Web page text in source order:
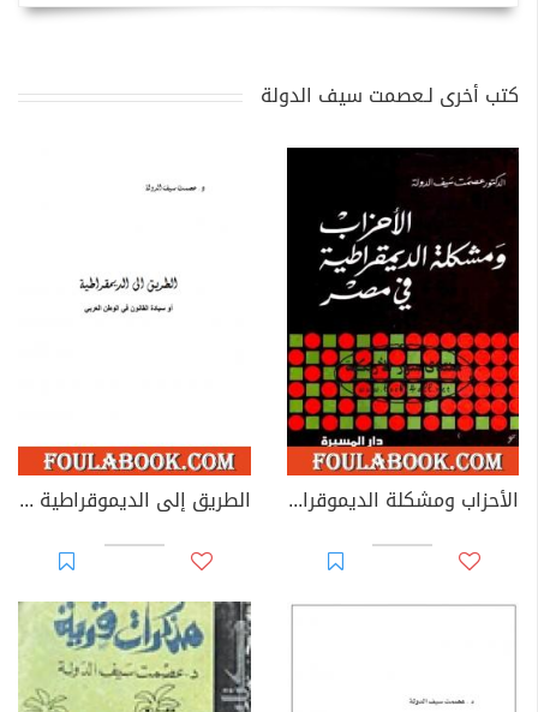
كتب أخرى لـعصمت سيف الدولة
الأحزاب ومشكلة الديموقراطية في مصر الطريق إلى الديموقراطية أو سيادة القانون في الوطن العربي